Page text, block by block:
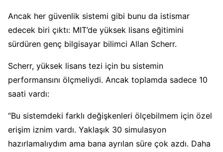
Ancak her güvenlik sistemi gibi bunu da istismar
edecek biri çıktı: MIT’de yüksek lisans eğitimini
sürdüren genç bilgisayar bilimci Allan Scherr.
Scherr, yüksek lisans tezi için bu sistemin
performansını ölçmeliydi. Ancak toplamda sadece 10
saati vardı:
“Bu sistemdeki farklı değişkenleri ölçebilmem için özel
erişim iznim vardı. Yaklaşık 30 simulasyon
hazırlamalıydım ama bana ayrılan süre çok azdı. Daha